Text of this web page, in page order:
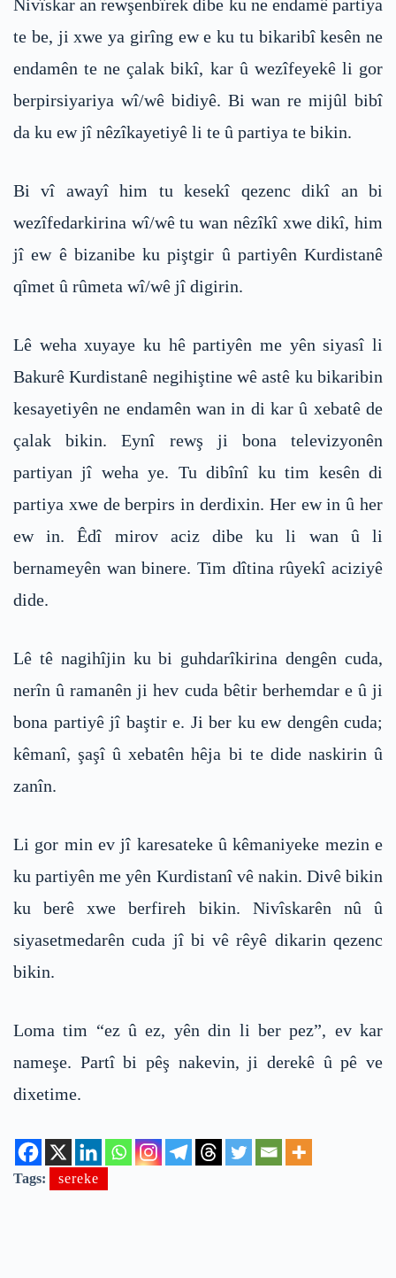
Nivîskar an rewşenbîrek dibe ku ne endamê partiya
te be, ji xwe ya girîng ew e ku tu bikaribî kesên ne
endamên te ne çalak bikî, kar û wezîfeyekê li gor
berpirsiyariya wî/wê bidiyê. Bi wan re mijûl bibî
da ku ew jî nêzîkayetiyê li te û partiya te bikin.
Bi vî awayî him tu kesekî qezenc dikî an bi
wezîfedarkirina wî/wê tu wan nêzîkî xwe dikî, him
jî ew ê bizanibe ku piştgir û partiyên Kurdistanê
qîmet û rûmeta wî/wê jî digirin.
Lê weha xuyaye ku hê partiyên me yên siyasî li
Bakurê Kurdistanê negihiştine wê astê ku bikaribin
kesayetiyên ne endamên wan in di kar û xebatê de
çalak bikin. Eynî rewş ji bona televizyonên
partiyan jî weha ye. Tu dibînî ku tim kesên di
partiya xwe de berpirs in derdixin. Her ew in û her
ew in. Êdî mirov aciz dibe ku li wan û li
bernameyên wan binere. Tim dîtina rûyekî aciziyê
dide.
Lê tê nagihîjin ku bi guhdarîkirina dengên cuda,
nerîn û ramanên ji hev cuda bêtir berhemdar e û ji
bona partiyê jî baştir e. Ji ber ku ew dengên cuda;
kêmanî, şaşî û xebatên hêja bi te dide naskirin û
zanîn.
Li gor min ev jî karesateke û kêmaniyeke mezin e
ku partiyên me yên Kurdistanî vê nakin. Divê bikin
ku berê xwe berfireh bikin. Nivîskarên nû û
siyasetmedarên cuda jî bi vê rêyê dikarin qezenc
bikin.
Loma tim “ez û ez, yên din li ber pez”, ev kar
nameşe. Partî bi pêş nakevin, ji derekê û pê ve
dixetime.
Tags: sereke